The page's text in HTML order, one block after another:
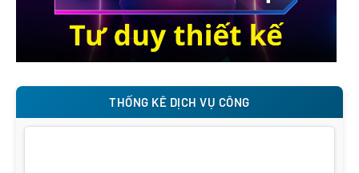
THỐNG KÊ DỊCH VỤ CÔNG